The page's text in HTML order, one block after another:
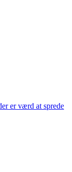
er værd at sprede